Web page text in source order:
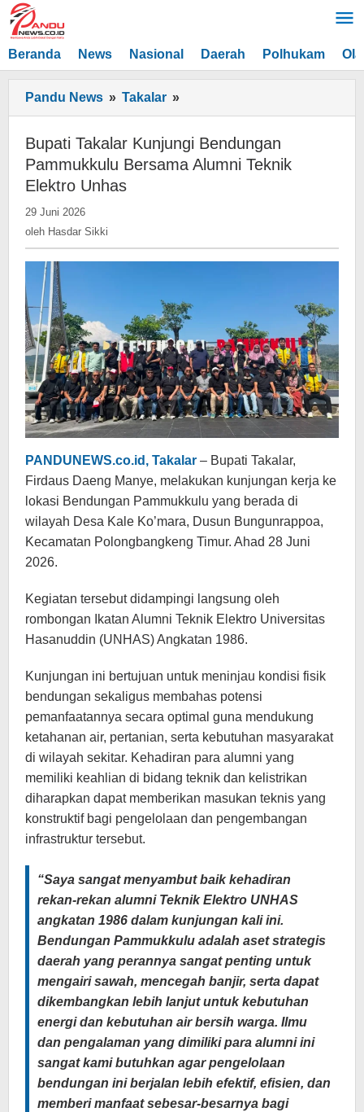
Lewati
ke
konten
Beranda News Nasional Daerah Polhukam
Pandu News » Takalar »
Takalar
Kunjungi
Bendungan
Pammukkulu
Elektro
Bupati Takalar Kunjungi Bendungan
Pammukkulu Bersama Alumni Teknik
Elektro Unhas
29 Juni 2026
Hasdar
oleh Hasdar Sikki
PANDUNEWS.co.id, Takalar – Bupati Takalar,
Firdaus Daeng Manye, melakukan kunjungan kerja ke
lokasi Bendungan Pammukkulu yang berada di
wilayah Desa Kale Ko’mara, Dusun Bungunrappoa,
Kecamatan Polongbangkeng Timur. Ahad 28 Juni
2026.
Kegiatan tersebut didampingi langsung oleh
rombongan Ikatan Alumni Teknik Elektro Universitas
Hasanuddin (UNHAS) Angkatan 1986.
Kunjungan ini bertujuan untuk meninjau kondisi fisik
bendungan sekaligus membahas potensi
pemanfaatannya secara optimal guna mendukung
ketahanan air, pertanian, serta kebutuhan masyarakat
di wilayah sekitar. Kehadiran para alumni yang
memiliki keahlian di bidang teknik dan kelistrikan
diharapkan dapat memberikan masukan teknis yang
konstruktif bagi pengelolaan dan pengembangan
infrastruktur tersebut.
“Saya sangat menyambut baik kehadiran
rekan-rekan alumni Teknik Elektro UNHAS
angkatan 1986 dalam kunjungan kali ini.
Bendungan Pammukkulu adalah aset strategis
daerah yang perannya sangat penting untuk
mengairi sawah, mencegah banjir, serta dapat
dikembangkan lebih lanjut untuk kebutuhan
energi dan kebutuhan air bersih warga. Ilmu
dan pengalaman yang dimiliki para alumni ini
sangat kami butuhkan agar pengelolaan
bendungan ini berjalan lebih efektif, efisien, dan
memberi manfaat sebesar-besarnya bagi